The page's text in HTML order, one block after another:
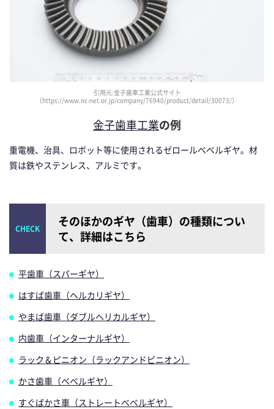
引用元:金子歯車工業公式サイト
（https://www.nc-net.or.jp/company/76940/product/detail/30073/）
金子歯車工業の例
重電機、治具、ロボット等に使用されるゼロールベベルギヤ。材
質は鉄やステンレス、アルミです。
そのほかのギヤ（歯車）の種類につい
て、詳細はこちら
平歯車（スパーギヤ）
はすば歯車（ヘルカリギヤ）
やまば歯車（ダブルヘリカルギヤ）
内歯車（インターナルギヤ）
ラック＆ピニオン（ラックアンドピニオン）
かさ歯車（ベベルギヤ）
すぐばかさ車（ストレートベベルギヤ）